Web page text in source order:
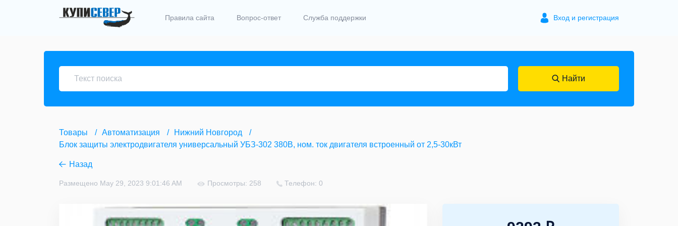
Правила сайта Вопрос-ответ Служба поддержки Вход и регистрация
Найти
Товары Автоматизация
Нижний Новгород
Блок защиты электродвигателя универсальный УБЗ-302 380В, ном. ток двигателя встроенный от 2,5-30кВт
Назад
Размещено May 29, 2023 9:01:46 AM Просмотры: 258 Телефон: 0